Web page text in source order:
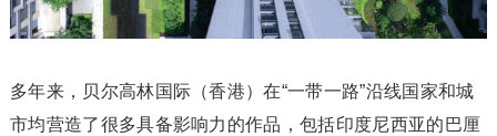
多年来，贝尔高林国际（香港）在“一带一路”沿线国家和城
市均营造了很多具备影响力的作品，包括印度尼西亚的巴厘